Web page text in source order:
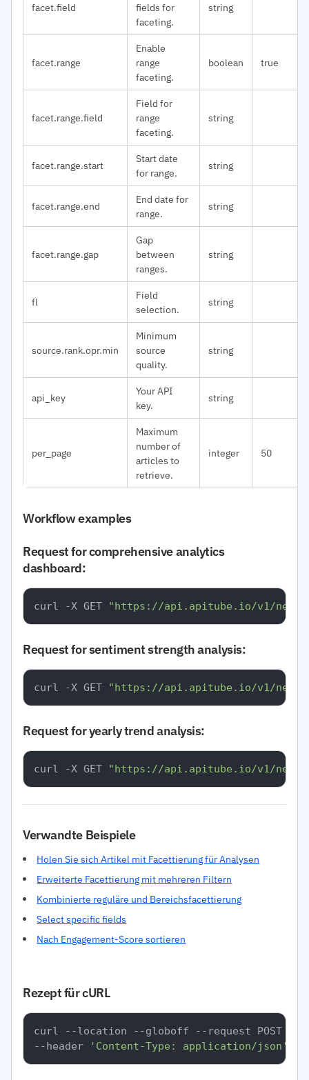
facet.field
fields for
faceting.
string
facet.range
Enable
range
faceting.
boolean true
facet.range.field
Field for
range
faceting.
string
facet.range.start
Start date
for range.
string
facet.range.end
End date for
range.
string
facet.range.gap
Gap
between
ranges.
string
fl
Field
selection.
string
source.rank.opr.min
Minimum
source
quality.
string
api_key
Your API
key.
string
per_page
Maximum
number of
articles to
retrieve.
integer 50
Workflow examples
Request for comprehensive analytics
dashboard:
curl -X GET "https://api.apitube.io/v1/news/
Request for sentiment strength analysis:
curl -X GET "https://api.apitube.io/v1/news/
Request for yearly trend analysis:
curl -X GET "https://api.apitube.io/v1/news/
Verwandte Beispiele
Holen Sie sich Artikel mit Facettierung für Analysen
Erweiterte Facettierung mit mehreren Filtern
Kombinierte reguläre und Bereichsfacettierung
Select specific fields
Nach Engagement-Score sortieren
Rezept für cURL
curl --location --globoff --request POST
--header
'Content-Type: application/json'